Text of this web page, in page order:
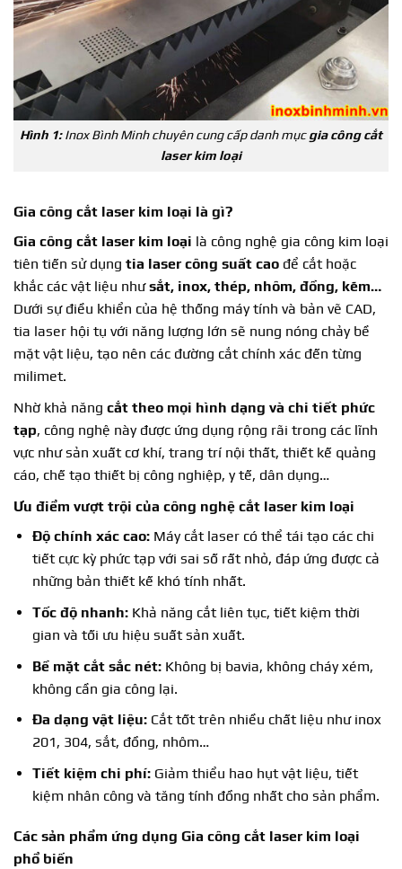
Hình 1:Inox Bình Minh chuyên cung cấp danh mụcgia công cắt
laser kim loại
Gia công cắt laser kim loại là gì?
Gia công cắt laser kim loại là công nghệ gia công kim loại
tiên tiến sử dụng tia laser công suất cao để cắt hoặc
khắc các vật liệu nhưsắt, inox, thép, nhôm, đồng, kẽm…
Dưới sự điều khiển của hệ thống máy tính và bản vẽ CAD,
tia laser hội tụ với năng lượng lớn sẽ nung nóng chảy bề
mặt vật liệu, tạo nên các đường cắt chính xác đến từng
milimet.
Nhờ khả năng cắt theo mọi hình dạng và chi tiết phức
tạp, công nghệ này được ứng dụng rộng rãi trong các lĩnh
vực như sản xuất cơ khí, trang trí nội thất, thiết kế quảng
cáo, chế tạo thiết bị công nghiệp, y tế, dân dụng…
Ưu điểm vượt trội của công nghệ cắt laser kim loại
Độ chính xác cao:Máy cắt laser có thể tái tạo các chi
tiết cực kỳ phức tạp với sai số rất nhỏ, đáp ứng được cả
những bản thiết kế khó tính nhất.
Tốc độ nhanh:Khả năng cắt liên tục, tiết kiệm thời
gian và tối ưu hiệu suất sản xuất.
Bề mặt cắt sắc nét:Không bị bavia, không cháy xém,
không cần gia công lại.
Đa dạng vật liệu:Cắt tốt trên nhiều chất liệu như inox
201, 304, sắt, đồng, nhôm…
Tiết kiệm chi phí:Giảm thiểu hao hụt vật liệu, tiết
kiệm nhân công và tăng tính đồng nhất cho sản phẩm.
Các sản phẩm ứng dụng Gia công cắt laser kim loại
phổ biến